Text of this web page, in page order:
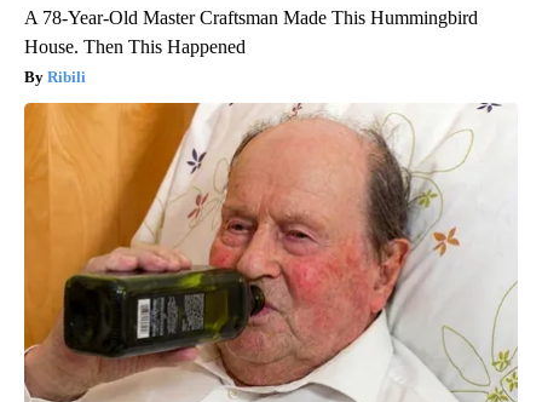
A 78-Year-Old Master Craftsman Made This Hummingbird
House. Then This Happened
Ribili